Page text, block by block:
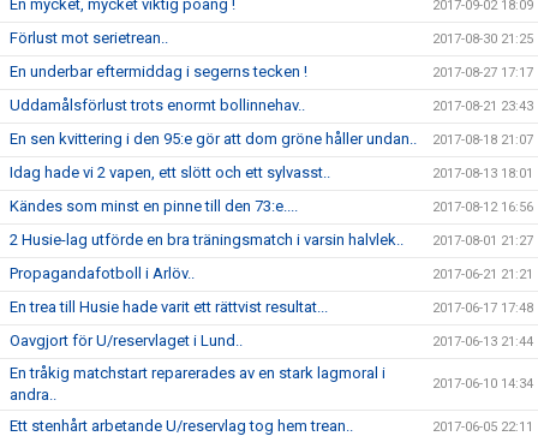
En mycket, mycket viktig poäng ! 2017-09-02 18:09
Förlust mot serietrean.. 2017-08-30 21:25
En underbar eftermiddag i segerns tecken ! 2017-08-27 17:17
Uddamålsförlust trots enormt bollinnehav.. 2017-08-21 23:43
En sen kvittering i den 95:e gör att dom gröne håller undan.. 2017-08-18 21:07
Idag hade vi 2 vapen, ett slött och ett sylvasst.. 2017-08-13 18:01
Kändes som minst en pinne till den 73:e.... 2017-08-12 16:56
2 Husie-lag utförde en bra träningsmatch i varsin halvlek.. 2017-08-01 21:27
Propagandafotboll i Arlöv.. 2017-06-21 21:21
En trea till Husie hade varit ett rättvist resultat... 2017-06-17 17:48
Oavgjort för U/reservlaget i Lund.. 2017-06-13 21:44
En tråkig matchstart reparerades av en stark lagmoral i
andra..
2017-06-10 14:34
Ett stenhårt arbetande U/reservlag tog hem trean.. 2017-06-05 22:11